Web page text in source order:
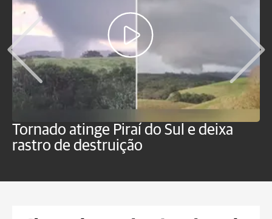
Tornado atinge Piraí do Sul e deixa
rastro de destruição